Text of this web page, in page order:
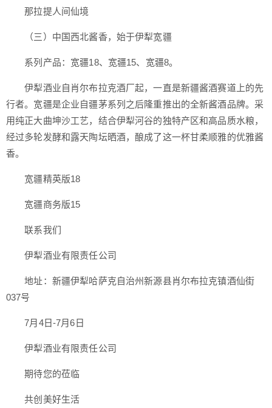
那拉提人间仙境
（三）中国西北酱香，始于伊犁宽疆
系列产品：宽疆18、宽疆15、宽疆8。
伊犁酒业自肖尔布拉克酒厂起，一直是新疆酱酒赛道上的先
行者。宽疆是企业自疆茅系列之后隆重推出的全新酱酒品牌。采
用纯正大曲坤沙工艺，结合伊犁河谷的独特产区和高品质水粮，
经过多轮发酵和露天陶坛晒酒，酿成了这一杯甘柔顺雅的优雅酱
香。
宽疆精英版18
宽疆商务版15
联系我们
伊犁酒业有限责任公司
地址：新疆伊犁哈萨克自治州新源县肖尔布拉克镇酒仙街
037号
7月4日-7月6日
伊犁酒业有限责任公司
期待您的莅临
共创美好生活